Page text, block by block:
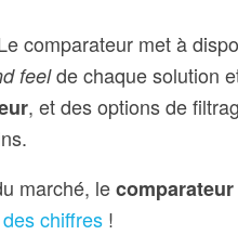
comparateur met à
feelde chaque solution
, et des options de
marché, lecomparateur
chiffres !